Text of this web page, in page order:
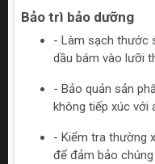
Bảo trì bảo dưỡng
- Làm sạch thước
dầu bám vào lưỡi
- Bảo quản sản
không tiếp xúc với
- Kiểm tra thường
để đảm bảo